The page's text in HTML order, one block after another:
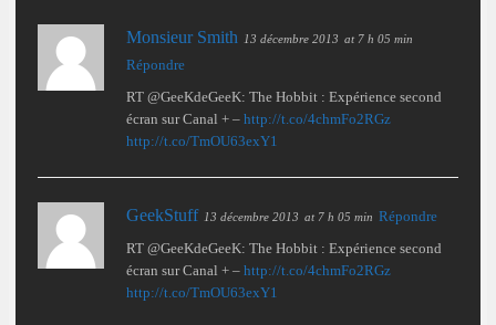
Monsieur Smith 13 décembre 2013 at 7 h 05 min
Répondre
RT @GeeKdeGeeK: The Hobbit : Expérience second
écran sur Canal + – http://t.co/4chmFo2RGz
http://t.co/TmOU63exY1
GeekStuff 13 décembre 2013 at 7 h 05 min Répondre
RT @GeeKdeGeeK: The Hobbit : Expérience second
écran sur Canal + – http://t.co/4chmFo2RGz
http://t.co/TmOU63exY1